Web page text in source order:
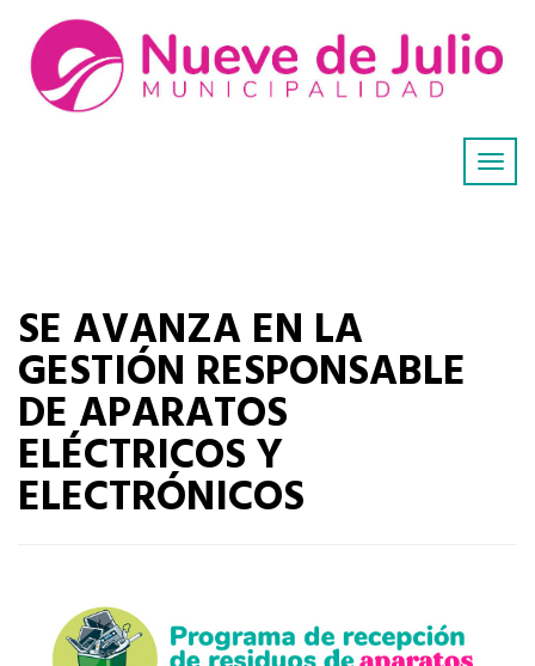
SE AVANZA EN LA
GESTIÓN RESPONSABLE
DE APARATOS
ELÉCTRICOS Y
ELECTRÓNICOS